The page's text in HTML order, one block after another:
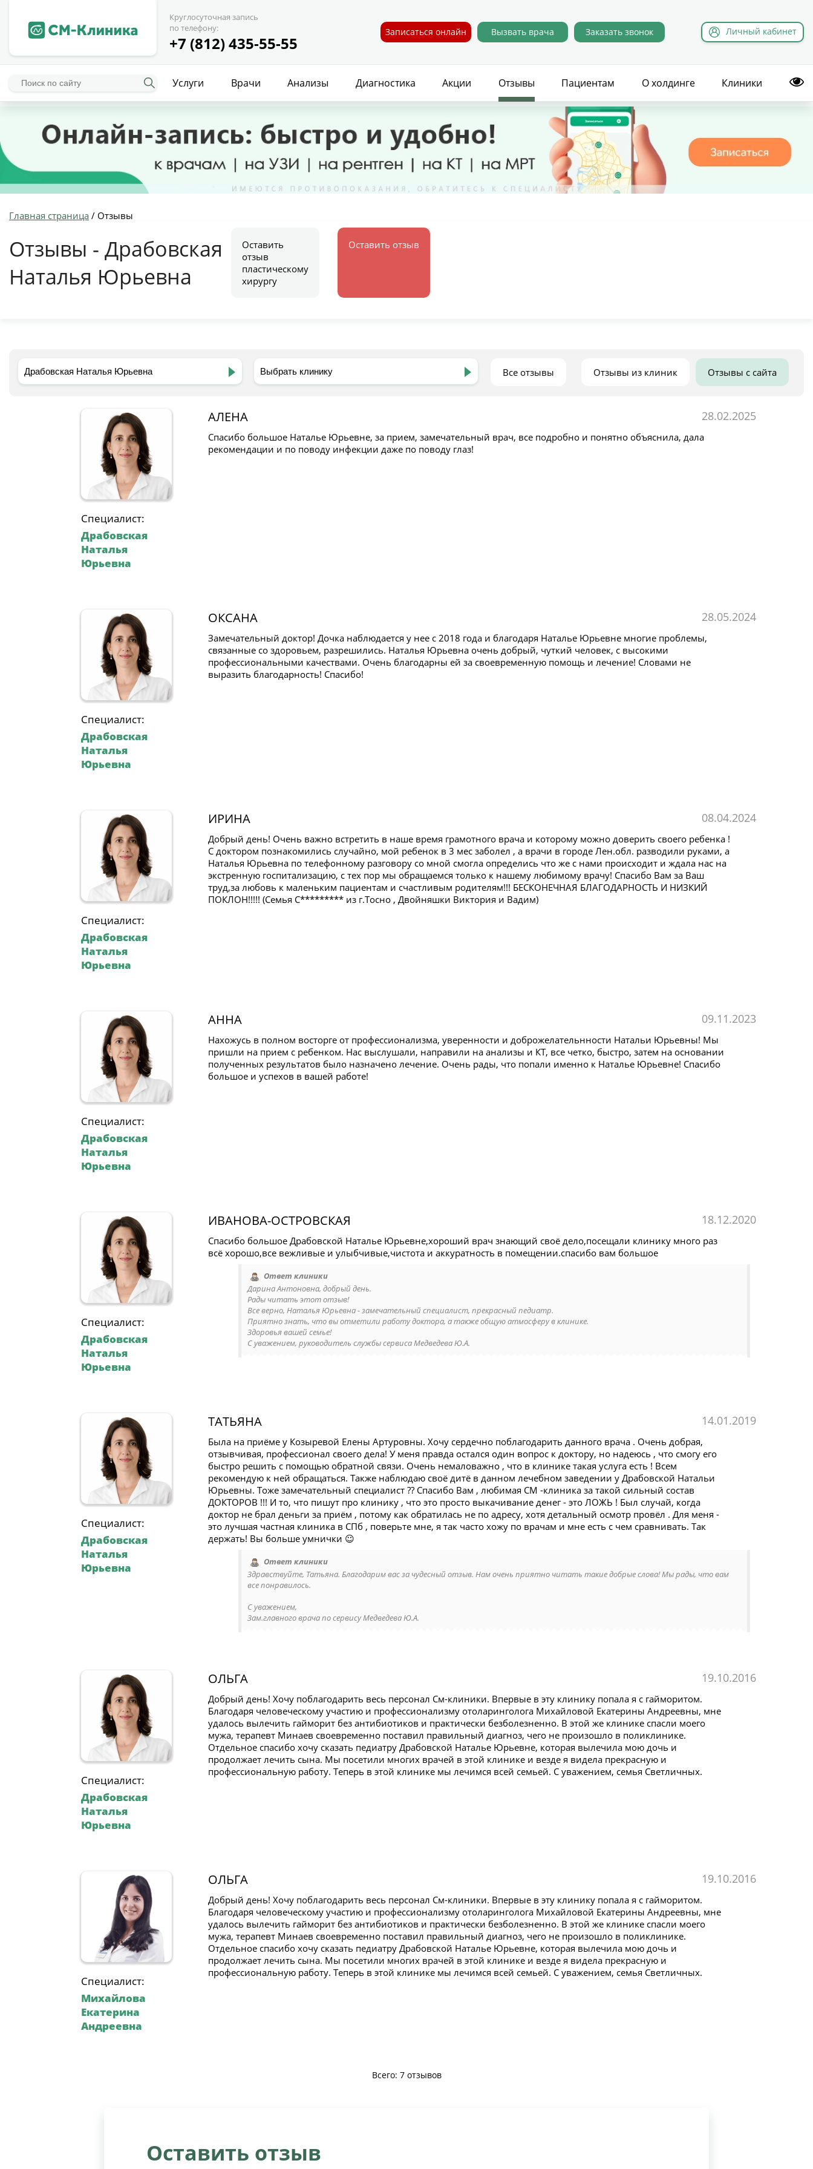
Круглосуточная запись
по телефону:
+7 (812) 435-55-55
Записаться онлайн Вызвать врача Заказать звонок Личный кабинет
Услуги Врачи Анализы Диагностика Акции Отзывы Пациентам О холдинге Клиники
Главная страница / Отзывы
Отзывы - Драбовская
Наталья Юрьевна
Оставить
отзыв
пластическому
хирургу
Оставить отзыв
Отзывы с сайта
Отзывы из клиник
Все отзывы
Специалист:
Драбовская
Наталья
Юрьевна
АЛЕНА 28.02.2025
Спасибо большое Наталье Юрьевне, за прием, замечательный врач, все подробно и понятно объяснила, дала
рекомендации и по поводу инфекции даже по поводу глаз!
Специалист:
Драбовская
Наталья
Юрьевна
ОКСАНА 28.05.2024
Замечательный доктор! Дочка наблюдается у нее с 2018 года и благодаря Наталье Юрьевне многие проблемы,
связанные со здоровьем, разрешились. Наталья Юрьевна очень добрый, чуткий человек, с высокими
профессиональными качествами. Очень благодарны ей за своевременную помощь и лечение! Словами не
выразить благодарность! Спасибо!
Специалист:
Драбовская
Наталья
Юрьевна
ИРИНА 08.04.2024
Добрый день! Очень важно встретить в наше время грамотного врача и которому можно доверить своего ребенка !
С доктором познакомились случайно, мой ребенок в 3 мес заболел , а врачи в городе Лен.обл. разводили руками, а
Наталья Юрьевна по телефонному разговору со мной смогла определись что же с нами происходит и ждала нас на
экстренную госпитализацию, с тех пор мы обращаемся только к нашему любимому врачу! Спасибо Вам за Ваш
труд,за любовь к маленьким пациентам и счастливым родителям!!! БЕСКОНЕЧНАЯ БЛАГОДАРНОСТЬ И НИЗКИЙ
ПОКЛОН!!!!! (Семья С********* из г.Тосно , Двойняшки Виктория и Вадим)
Специалист:
Драбовская
Наталья
Юрьевна
АННА 09.11.2023
Нахожусь в полном восторге от профессионализма, уверенности и доброжелательнности Натальи Юрьевны! Мы
пришли на прием с ребенком. Нас выслушали, направили на анализы и КТ, все четко, быстро, затем на основании
полученных результатов было назначено лечение. Очень рады, что попали именно к Наталье Юрьевне! Спасибо
большое и успехов в вашей работе!
Специалист:
Драбовская
Наталья
Юрьевна
ИВАНОВА-ОСТРОВСКАЯ 18.12.2020
Спасибо большое Драбовской Наталье Юрьевне,хороший врач знающий своё дело,посещали клинику много раз
всё хорошо,все вежливые и улыбчивые,чистота и аккуратность в помещении.спасибо вам большое
Ответ клиники
Дарина Антоновна, добрый день.
Рады читать этот отзыв!
Все верно, Наталья Юрьевна - замечательный специалист, прекрасный педиатр.
Приятно знать, что вы отметили работу доктора, а также общую атмосферу в клинике.
Здоровья вашей семье!
С уважением, руководитель службы сервиса Медведева Ю.А.
Специалист:
Драбовская
Наталья
Юрьевна
ТАТЬЯНА 14.01.2019
Была на приёме у Козыревой Елены Артуровны. Хочу сердечно поблагодарить данного врача . Очень добрая,
отзывчивая, профессионал своего дела! У меня правда остался один вопрос к доктору, но надеюсь , что смогу его
быстро решить с помощью обратной связи. Очень немаловажно , что в клинике такая услуга есть ! Всем
рекомендую к ней обращаться. Также наблюдаю своё дитё в данном лечебном заведении у Драбовской Натальи
Юрьевны. Тоже замечательный специалист ?? Спасибо Вам , любимая СМ -клиника за такой сильный состав
ДОКТОРОВ !!! И то, что пишут про клинику , что это просто выкачивание денег - это ЛОЖЬ ! Был случай, когда
доктор не брал деньги за приём , потому как обратилась не по адресу, хотя детальный осмотр провёл . Для меня -
это лучшая частная клиника в СПб , поверьте мне, я так часто хожу по врачам и мне есть с чем сравнивать. Так
держать! Вы больше умнички ☺️
Ответ клиники
Здравствуйте, Татьяна. Благодарим вас за чудесный отзыв. Нам очень приятно читать такие добрые слова! Мы рады, что вам
все понравилось.
С уважением,
Зам.главного врача по сервису Медведева Ю.А.
Специалист:
Драбовская
Наталья
Юрьевна
ОЛЬГА 19.10.2016
Добрый день! Хочу поблагодарить весь персонал См-клиники. Впервые в эту клинику попала я с гайморитом.
Благодаря человеческому участию и профессионализму отоларинголога Михайловой Екатерины Андреевны, мне
удалось вылечить гайморит без антибиотиков и практически безболезненно. В этой же клинике спасли моего
мужа, терапевт Минаев своевременно поставил правильный диагноз, чего не произошло в поликлинике.
Отдельное спасибо хочу сказать педиатру Драбовской Наталье Юрьевне, которая вылечила мою дочь и
продолжает лечить сына. Мы посетили многих врачей в этой клинике и везде я видела прекрасную и
профессиональную работу. Теперь в этой клинике мы лечимся всей семьей. С уважением, семья Светличных.
Специалист:
Михайлова
Екатерина
Андреевна
ОЛЬГА 19.10.2016
Добрый день! Хочу поблагодарить весь персонал См-клиники. Впервые в эту клинику попала я с гайморитом.
Благодаря человеческому участию и профессионализму отоларинголога Михайловой Екатерины Андреевны, мне
удалось вылечить гайморит без антибиотиков и практически безболезненно. В этой же клинике спасли моего
мужа, терапевт Минаев своевременно поставил правильный диагноз, чего не произошло в поликлинике.
Отдельное спасибо хочу сказать педиатру Драбовской Наталье Юрьевне, которая вылечила мою дочь и
продолжает лечить сына. Мы посетили многих врачей в этой клинике и везде я видела прекрасную и
профессиональную работу. Теперь в этой клинике мы лечимся всей семьей. С уважением, семья Светличных.
Всего: 7 отзывов
Оставить отзыв